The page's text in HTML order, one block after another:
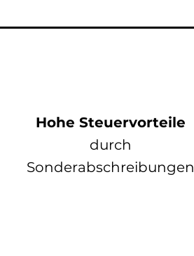
Hohe Steuervorteile
durch
Sonderabschreibungen